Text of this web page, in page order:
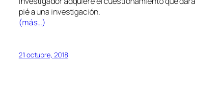
pié a una investigación.
(más…)
21 octubre, 2018